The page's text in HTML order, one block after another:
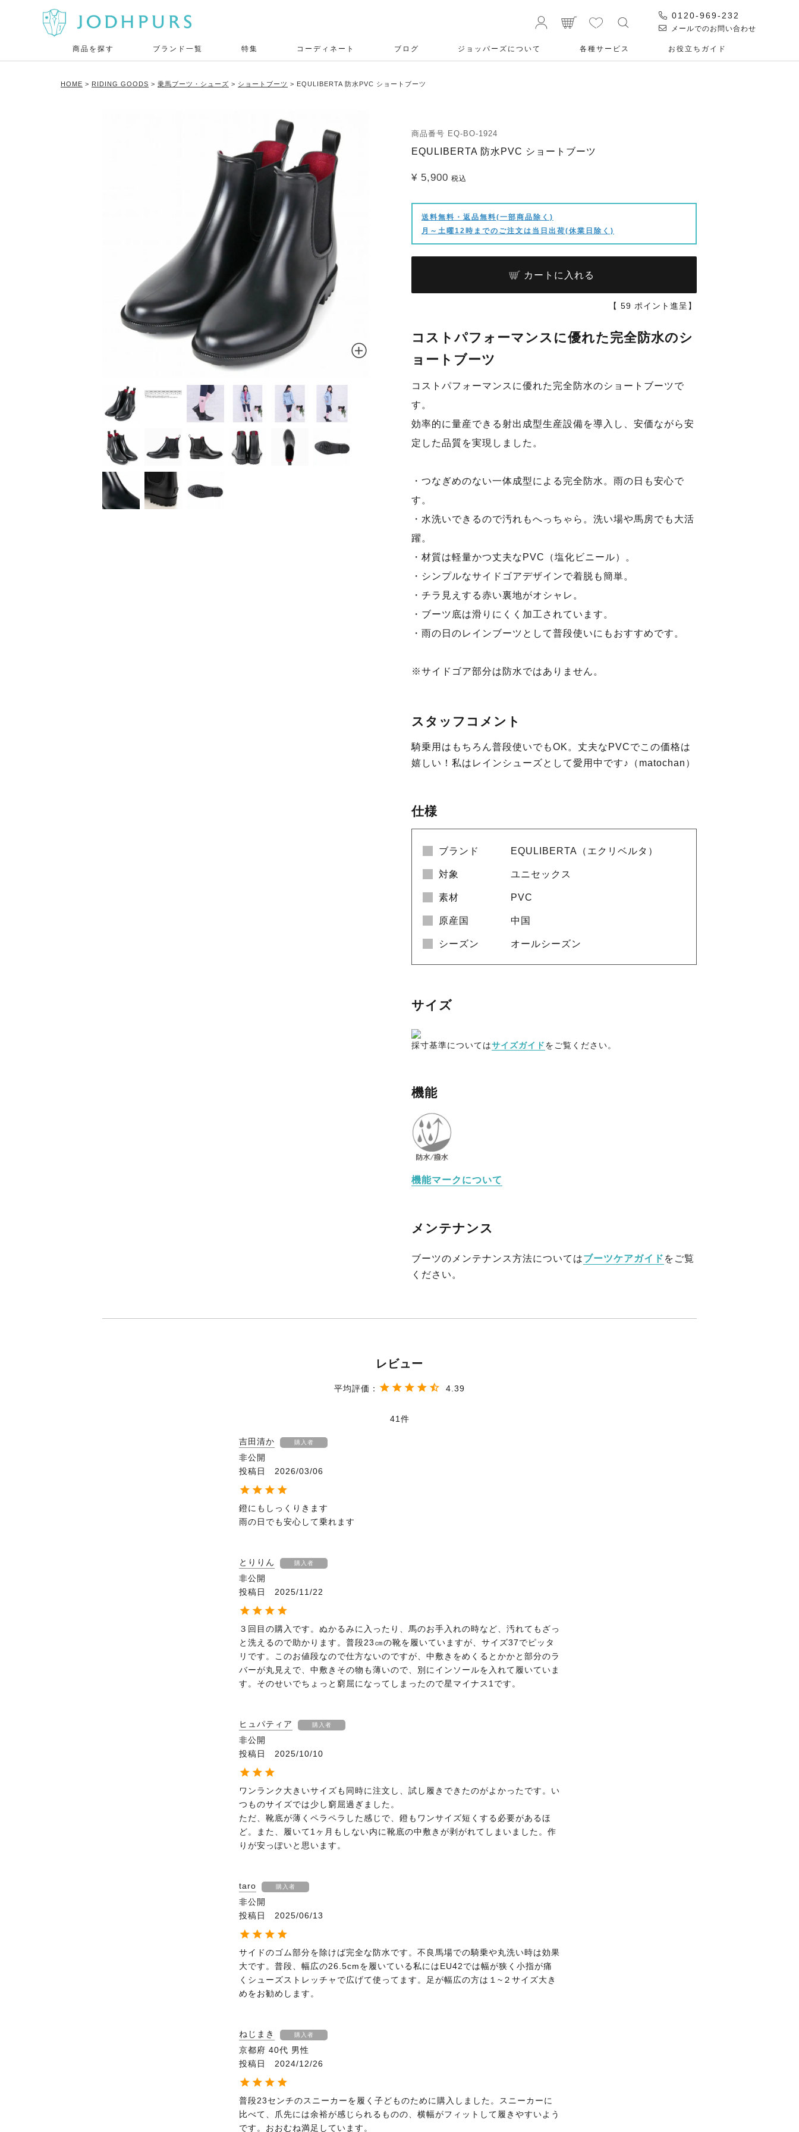
0120-969-232
メールでのお問い合わせ
商品を探す ブランド一覧 特集 コーディネート ブログ ジョッパーズについて 各種サービス お役⽴ちガイド
HOME RIDING GOODS 乗馬ブーツ・シューズ ショートブーツ EQULIBERTA 防水PVC ショートブーツ
商品番号 EQ-BO-1924
EQULIBERTA 防水PVC ショートブーツ
¥ 5,900 税込
送料無料・返品無料(一部商品除く)
月～土曜12時までのご注文は当日出荷(休業日除く)
カートに入れる
【 59 ポイント進呈】
コストパフォーマンスに優れた完全防水のシ
ョートブーツ
コストパフォーマンスに優れた完全防水のショートブーツで
す。
効率的に量産できる射出成型生産設備を導入し、安価ながら安
定した品質を実現しました。
・つなぎめのない一体成型による完全防水。雨の日も安心で
す。
・水洗いできるので汚れもへっちゃら。洗い場や馬房でも大活
躍。
・材質は軽量かつ丈夫なPVC（塩化ビニール）。
・シンプルなサイドゴアデザインで着脱も簡単。
・チラ見えする赤い裏地がオシャレ。
・ブーツ底は滑りにくく加工されています。
・雨の日のレインブーツとして普段使いにもおすすめです。
※サイドゴア部分は防水ではありません。
スタッフコメント
騎乗用はもちろん普段使いでもOK。丈夫なPVCでこの価格は
嬉しい！私はレインシューズとして愛用中です♪（matochan）
仕様
ブランド EQULIBERTA（エクリベルタ）
対象 ユニセックス
素材 PVC
原産国 中国
シーズン オールシーズン
サイズ
採寸基準についてはサイズガイドをご覧ください。
機能
機能マークについて
メンテナンス
ブーツのメンテナンス方法についてはブーツケアガイド をご覧
ください。
4.39
41
吉田清か 購入者
非公開
投稿日
2026/03/06
鐙にもしっくりきます
とりりん 購入者
非公開
投稿日
2025/11/22
３回目の購入です。ぬかるみに入ったり、馬のお手入れの時など、汚れてもざっ
と洗えるので助かります。普段23㎝の靴を履いていますが、サイズ37でピッタ
リです。このお値段なので仕方ないのですが、中敷きをめくるとかかと部分のラ
バーが丸見えで、中敷きその物も薄いので、別にインソールを入れて履いていま
す。そのせいでちょっと窮屈になってしまったので星マイナス1です。
ヒュパティア 購入者
非公開
投稿日
2025/10/10
ワンランク大きいサイズも同時に注文し、試し履きできたのがよかったです。い
つものサイズでは少し窮屈過ぎました。
ただ、靴底が薄くペラペラした感じで、鐙もワンサイズ短くする必要があるほ
ど。また、履いて1ヶ月もしない内に靴底の中敷きが剥がれてしまいました。作
りが安っぽいと思います。
taro 購入者
非公開
投稿日
2025/06/13
サイドのゴム部分を除けば完全な防水です。不良馬場での騎乗や丸洗い時は効果
大です。普段、幅広の26.5cmを履いている私にはEU42では幅が狭く小指が痛
くシューズストレッチャで広げて使ってます。足が幅広の方は１~２サイズ大き
めをお勧めします。
ねじまき 購入者
京都府 40代 男性
投稿日
2024/12/26
普段23センチのスニーカーを履く子どものために購入しました。スニーカーに
比べて、爪先には余裕が感じられるものの、横幅がフィットして履きやすいよう
です。おおむね満足しています。